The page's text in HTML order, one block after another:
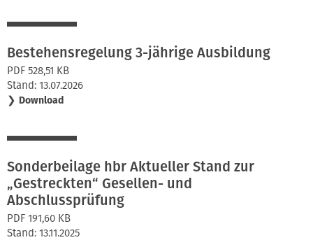
Bestehensregelung 3-jährige Ausbildung
PDF 528,51 KB
Stand: 13.07.2026
❯ Download
Sonderbeilage hbr Aktueller Stand zur
„Gestreckten“ Gesellen- und
Abschlussprüfung
PDF 191,60 KB
Stand: 13.11.2025